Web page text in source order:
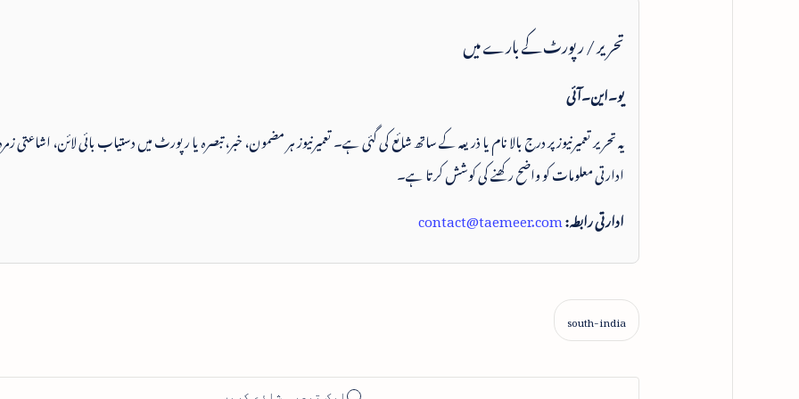
تحریر / رپورٹ کے بارے میں
یو۔این۔آئی
یہ تحریر تعمیرنیوز پر درج بالا نام یا ذریعہ کے ساتھ شائع کی گئی ہے۔ تعمیرنیوز ہر مضمون، خبر، تبصرہ یا رپورٹ میں دستیاب بائی لائن، اشاعتی
ادارتی معلومات کو واضح رکھنے کی کوشش کرتا ہے۔
ادارتی رابطہ:contact@taemeer.com